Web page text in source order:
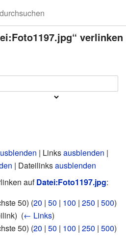
verlinken
| Linksausblenden |
| Dateilinksausblenden
aufDatei:Foto1197.jpg:
50) (20 | 50 | 100 | 250 | 500)
(← Links)
50) (20 | 50 | 100 | 250 | 500)